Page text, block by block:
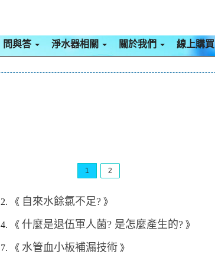
問與答 淨水器相關 關於我們 線上購買
1 2
2. 《 自來水餘氯不足?》
4. 《 什麼是退伍軍人菌? 是怎麼產生的?》
7. 《 水管血小板補漏技術》